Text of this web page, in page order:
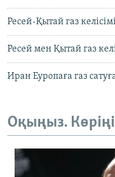
Ресей-Қытай газ
Ресей мен Қытай газ
Иран Еуропаға газ
Оқыңыз.